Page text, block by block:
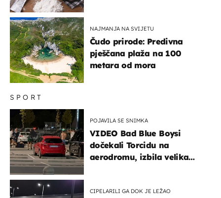
SPORT
POJAVILA SE SNIMKA
VIDEO Bad Blue Boysi
dočekali Torcidu na
aerodromu, izbila velika
CIPELARILI GA DOK JE LEŽAO
NAJMANJA NA SVIJETU
Čudo prirode: Predivna
pješčana plaža na 100
metara od mora